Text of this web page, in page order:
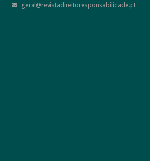
geral@revistadireitoresponsabilidade.pt